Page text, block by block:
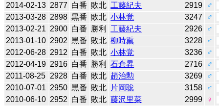
2014-02-13 2877 白番 敗北 工藤紀夫 2919
♂
2013-03-28 2898 黒番 敗北 小林覚 3247
♂
2013-02-21 2900 白番 勝利 工藤紀夫 2926
♂
2013-01-10 2902 黒番 敗北 柳時熏 3228
♂
2012-06-28 2912 白番 敗北 小林覚 3236
♂
2012-04-19 2916 白番 勝利 石倉昇 2716
♂
2011-08-25 2928 白番 敗北 趙治勲 3269
♂
2010-07-01 2950 黒番 敗北 片岡聡 3158
♂
2010-06-10 2952 白番 敗北 藤沢里菜 2999
♀